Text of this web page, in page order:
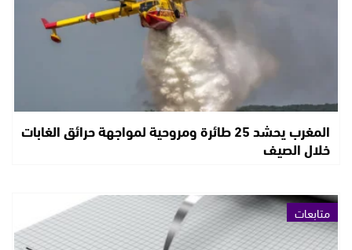
المغرب يحشد 25 طائرة ومروحية لمواجهة حرائق الغابات
خلال الصيف
متابعات